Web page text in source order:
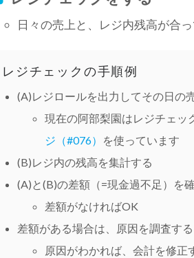
日々の売上と、レジ内残高が合
レジチェックの手順例
(A)レジロールを出力してその日の
現在の阿部梨園はレジチェッ
ジ（#076）
を使っています
(B)レジ内の残高を集計する
(A)と(B)の差額（=現金過不足）を
差額がなければOK
差額がある場合は、原因を調査する
原因がわかれば、会計を修正